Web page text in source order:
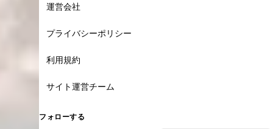
運営会社
プライバシーポリシー
利用規約
サイト運営チーム
フォローする